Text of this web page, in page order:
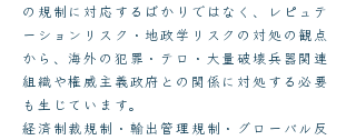
の規制に対応するばかりではなく、レピュテ
ーションリスク・地政学リスクの対処の観点
から、海外の犯罪・テロ・大量破壊兵器関連
組織や権威主義政府との関係に対処する必要
も生じています。
経済制裁規制・輸出管理規制・グローバル反